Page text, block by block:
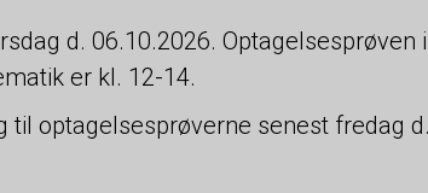
d. 06.10.2026. Optagelsesprøven
er kl. 12-14.
til optagelsesprøverne senest fredag